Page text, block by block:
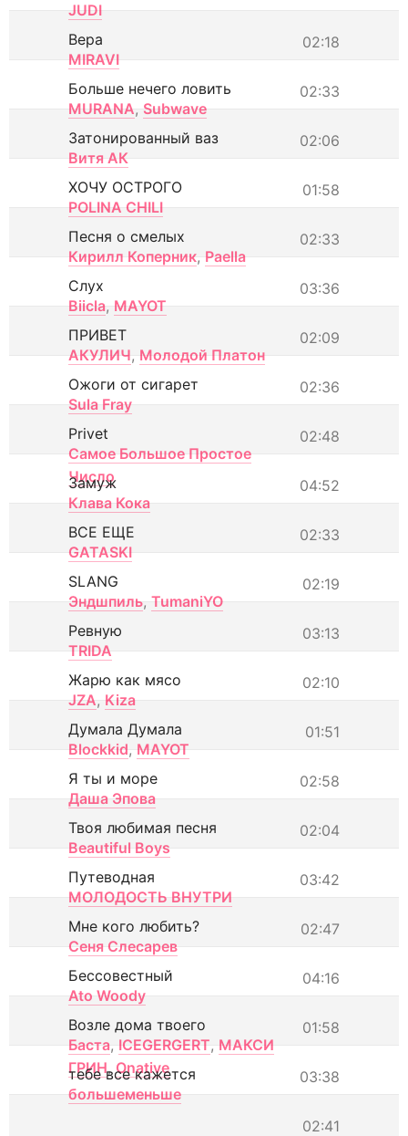
JUDI
02:18
Вера
MIRAVI
02:33
Больше нечего ловить
MURANA, Subwave
02:06
Затонированный ваз
Витя АК
01:58
ХОЧУ ОСТРОГО
POLINA CHILI
02:33
Песня о смелых
Кирилл Коперник, Paella
03:36
Слух
Biicla, MAYOT
02:09
ПРИВЕТ
АКУЛИЧ, Молодой Платон
02:36
Ожоги от сигарет
Sula Fray
02:48
Privet
Самое Большое Простое
Число
04:52
Замуж
Клава Кока
02:33
ВСЕ ЕЩЕ
GATASKI
02:19
SLANG
Эндшпиль, TumaniYO
03:13
Ревную
TRIDA
02:10
Жарю как мясо
JZA, Kiza
01:51
Думала Думала
Blockkid, MAYOT
02:58
Я ты и море
Даша Эпова
02:04
Твоя любимая песня
Beautiful Boys
03:42
Путеводная
МОЛОДОСТЬ ВНУТРИ
02:47
Мне кого любить?
Сеня Слесарев
04:16
Бессовестный
Ato Woody
01:58
Возле дома твоего
Баста, ICEGERGERT, МАКСИ
ГРИН, Onative 03:38
тебе все кажется
большеменьше
02:41